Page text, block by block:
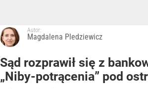
Autor:
Magdalena Pledziewicz
Sąd rozprawił się z
„Niby-potrącenia” pod